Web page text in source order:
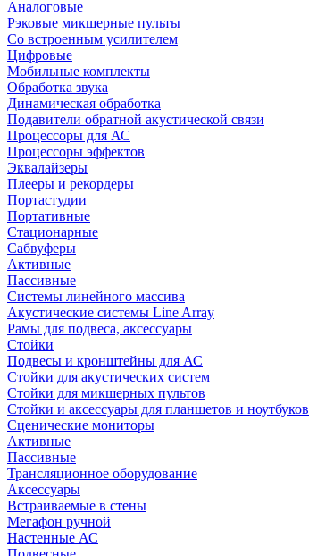
Аналоговые
Рэковые микшерные пульты
Со встроенным усилителем
Цифровые
Мобильные комплекты
Обработка звука
Динамическая обработка
Подавители обратной акустической связи
Процессоры для АС
Процессоры эффектов
Эквалайзеры
Плееры и рекордеры
Портастудии
Портативные
Стационарные
Сабвуферы
Активные
Пассивные
Системы линейного массива
Акустические системы Line Array
Рамы для подвеса, аксессуары
Стойки
Подвесы и кронштейны для АС
Стойки для акустических систем
Стойки для микшерных пультов
Стойки и аксессуары для планшетов и ноутбуков
Сценические мониторы
Активные
Пассивные
Трансляционное оборудование
Аксессуары
Встраиваемые в стены
Мегафон ручной
Настенные АС